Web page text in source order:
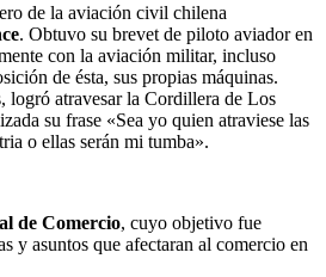
de la aviación civil chilena
. Obtuvo su brevet de piloto aviador en
con la aviación militar, incluso
de ésta, sus propias máquinas.
logró atravesar la Cordillera de Los
su frase «Sea yo quien atraviese las
o ellas serán mi tumba».
de Comercio, cuyo objetivo fue
y asuntos que afectaran al comercio en